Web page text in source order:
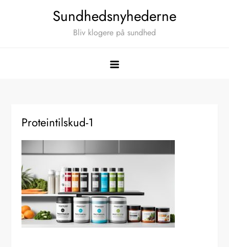
Sundhedsnyhederne
Bliv klogere på sundhed
Proteintilskud-1